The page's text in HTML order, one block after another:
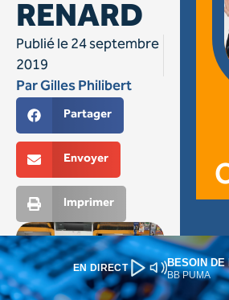
EN DIRECT BESOIN DE
BB PUMA